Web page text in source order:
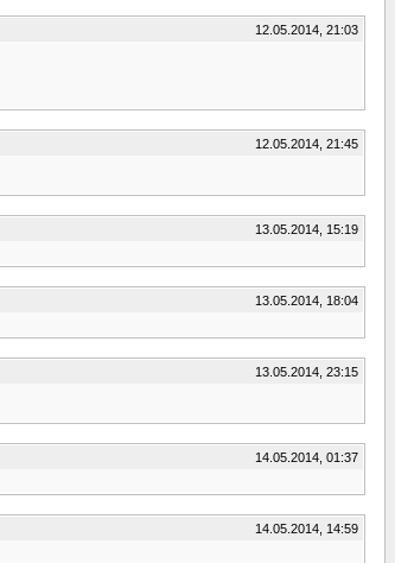
12.05.2014, 21:03
12.05.2014, 21:45
13.05.2014, 15:19
13.05.2014, 18:04
13.05.2014, 23:15
14.05.2014, 01:37
14.05.2014, 14:59